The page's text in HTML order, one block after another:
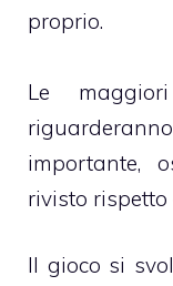
proprio.
Le
importante,
rivisto
Il gioco si